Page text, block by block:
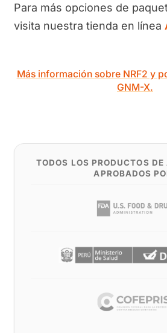
Para más opciones de
visita nuestra tienda en línea
Más información sobre NRF2 y
GNM-X.
TODOS LOS PRODUCTOS
APROBADOS